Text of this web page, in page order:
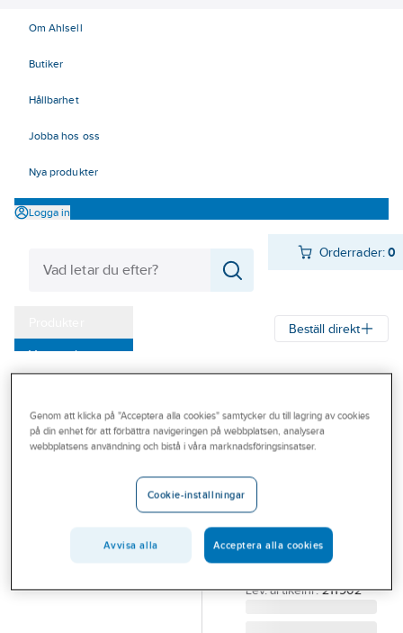
Om Ahlsell
Butiker
Hållbarhet
Jobba hos oss
Nya produkter
Logga in
Orderrader:0
Varumärken
Outlet
Branscher
Beställ direkt
DURI
NIVÅLIST KOMBI 19
SILVER KA9 0-
15X1000MM
Lev. artikelnr: 211902
Genom att klicka på "Acceptera alla cookies" samtycker du till lagring av cookies
på din enhet för att förbättra navigeringen på webbplatsen, analysera
webbplatsens användning och bistå i våra marknadsföringsinsatser.
Cookie-inställningar
Avvisa alla Acceptera alla cookies